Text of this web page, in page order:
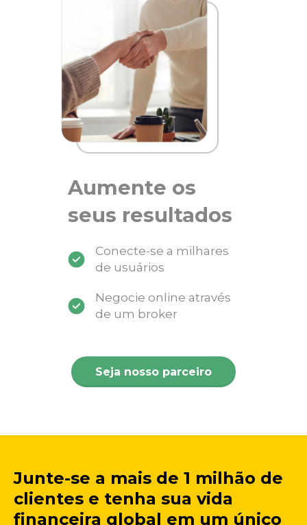
Aumente os
seus resultados
Conecte-se a milhares
de usuários
Negocie online através
de um broker
Seja nosso parceiro
Junte-se a mais de 1 milhão de
clientes e tenha sua vida
financeira global em um único